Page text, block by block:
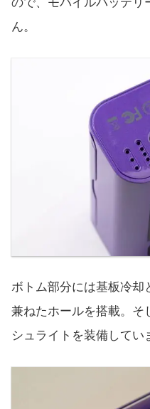
ん。
ボトム部分には基板冷却
兼ねたホールを搭載。そ
シュライトを装備してい